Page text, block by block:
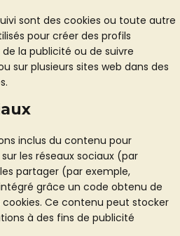
sont des cookies ou toute autre
pour créer des profils
la publicité ou de suivre
sur plusieurs sites web dans des
inclus du contenu pour
les réseaux sociaux (par
les partager (par exemple,
grâce un code obtenu de
Ce contenu peut stocker
à des fins de publicité